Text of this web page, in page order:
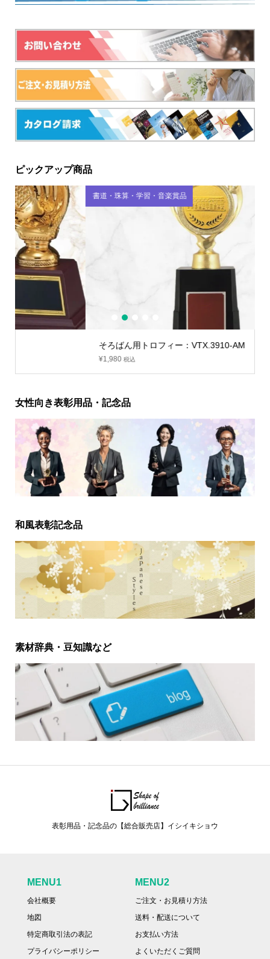
ピックアップ商品
そろばん用トロフィー：VTX.3910-AM
書道・珠算・学習・音楽賞品
2 3
女性向き表彰用品・記念品
和風表彰記念品
素材辞典・豆知識など
表彰用品・記念品の【総合販売店】イシイキショウ
MENU1
会社概要
地図
特定商取引法の表記
プライバシーポリシー
MENU2
ご注文・お見積り方法
送料・配送について
お支払い方法
よくいただくご質問